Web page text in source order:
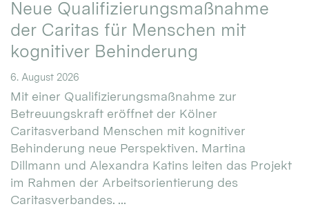
Neue Qualifizierungsmaßnahme
der Caritas für Menschen mit
kognitiver Behinderung
6. August 2026
Mit einer Qualifizierungsmaßnahme zur
Betreuungskraft eröffnet der Kölner
Caritasverband Menschen mit kognitiver
Behinderung neue Perspektiven. Martina
Dillmann und Alexandra Katins leiten das Projekt
im Rahmen der Arbeitsorientierung des
Caritasverbandes. ...